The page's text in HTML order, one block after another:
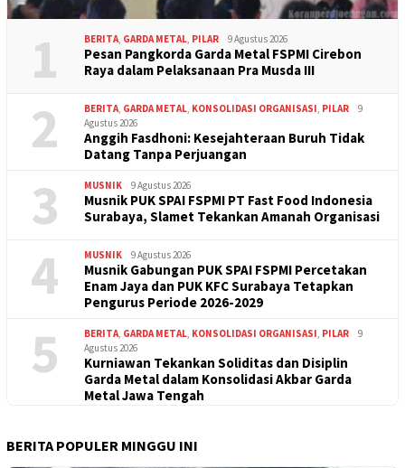
1 BERITA GARDA METAL PILAR 9 Agustus 2026
Pesan Pangkorda Garda Metal FSPMI Cirebon
Raya dalam Pelaksanaan Pra Musda III
2 BERITA GARDA METAL KONSOLIDASI ORGANISASI PILAR
9
Agustus 2026
Anggih Fasdhoni: Kesejahteraan Buruh Tidak
Datang Tanpa Perjuangan
3 MUSNIK 9 Agustus 2026
Musnik PUK SPAI FSPMI PT Fast Food Indonesia
Surabaya, Slamet Tekankan Amanah Organisasi
4 MUSNIK 9 Agustus 2026
Musnik Gabungan PUK SPAI FSPMI Percetakan
Enam Jaya dan PUK KFC Surabaya Tetapkan
Pengurus Periode 2026-2029
5 BERITA GARDA METAL KONSOLIDASI ORGANISASI PILAR
9
Agustus 2026
Kurniawan Tekankan Soliditas dan Disiplin
Garda Metal dalam Konsolidasi Akbar Garda
Metal Jawa Tengah
BERITA POPULER MINGGU INI